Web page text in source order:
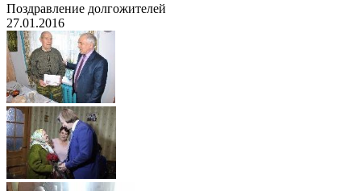
Поздравление долгожителей
27.01.2016